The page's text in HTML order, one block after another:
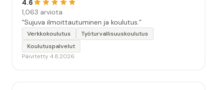
4.6
1,063 arviota
“Sujuva ilmoittautuminen ja koulutus.”
Verkkokoulutus
Työturvallisuuskoulutus
Koulutuspalvelut
Päivitetty 4.8.2026